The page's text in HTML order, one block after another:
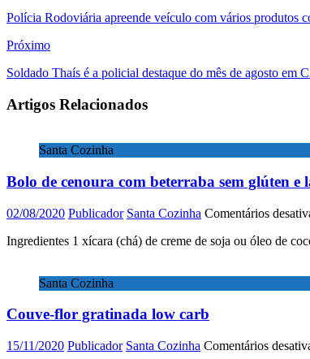
Polícia Rodoviária apreende veículo com vários produtos
Próximo
Soldado Thaís é a policial destaque do mês de agosto em
Artigos Relacionados
Santa Cozinha
Bolo de cenoura com beterraba sem glúten e
02/08/2020 Publicador Santa Cozinha Comentários
Ingredientes 1 xícara (chá) de creme de soja ou óleo de
Santa Cozinha
Couve-flor gratinada low carb
15/11/2020 Publicador Santa Cozinha Comentários